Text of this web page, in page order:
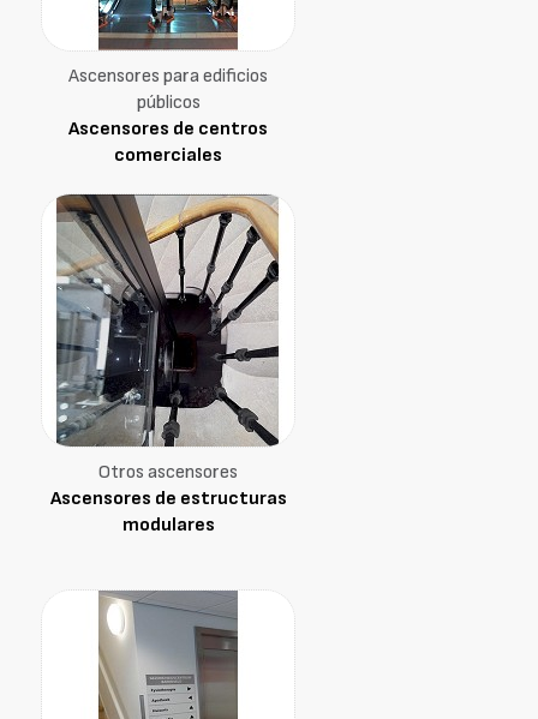
Ascensores para edificios
públicos
Ascensores de centros
comerciales
Otros ascensores
Ascensores de estructuras
modulares